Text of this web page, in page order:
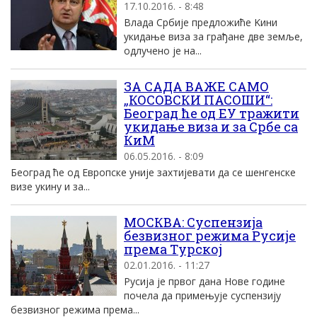
17.10.2016. - 8:48
Влада Србиjе предложиће Kини
укидање виза за грађане две земље,
одлучено jе на...
ЗА САДА ВАЖЕ САМО
„КОСОВСКИ ПАСОШИ“:
Београд ће од ЕУ тражити
укидање виза и за Србе са
КиМ
06.05.2016. - 8:09
Београд ће од Европске уније захтијевати да се шенгенске
визе укину и за...
МОСКВА: Суспензиjа
безвизног режима Русиjе
према Tурскоj
02.01.2016. - 11:27
Русиjа jе првог дана Нове године
почела да примењуjе суспензиjу
безвизног режима према...